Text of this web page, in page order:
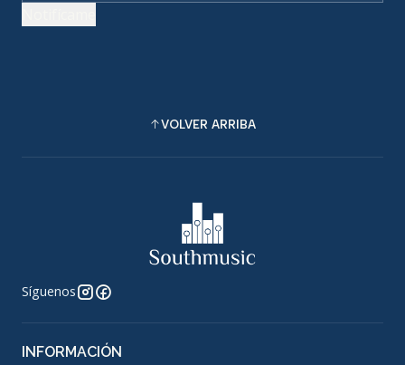
VOLVER ARRIBA
Síguenos
INFORMACIÓN